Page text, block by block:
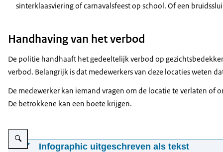
sinterklaasviering of carnavalsfeest op school. Of een
Handhaving van het verbod
De politie handhaaft het gedeeltelijk verbod op
verbod. Belangrijk is dat medewerkers van deze locaties weten
De medewerker kan iemand vragen om de locatie te verlaten
De betrokkene kan een boete krijgen.
Vergroot afbeelding Infographic gedeeltelijk verbod op
Infographic uitgeschreven als tekst